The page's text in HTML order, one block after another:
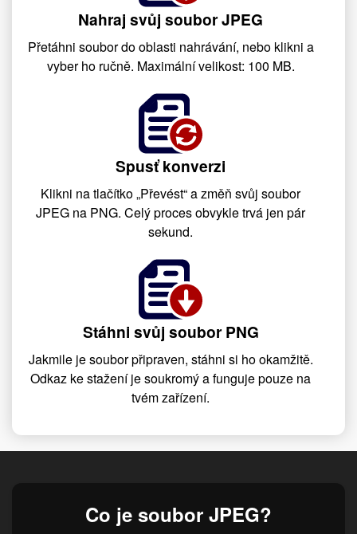
Nahraj svůj soubor JPEG
Přetáhni soubor do oblasti nahrávání, nebo klikni a
vyber ho ručně. Maximální velikost: 100 MB.
Spusť konverzi
Klikni na tlačítko „Převést“ a změň svůj soubor
JPEG na PNG. Celý proces obvykle trvá jen pár
sekund.
Stáhni svůj soubor PNG
Jakmile je soubor připraven, stáhni si ho okamžitě.
Odkaz ke stažení je soukromý a funguje pouze na
tvém zařízení.
Co je soubor JPEG?